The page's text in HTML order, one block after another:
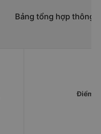
Bảng tổng hợp thông
Điểm đi